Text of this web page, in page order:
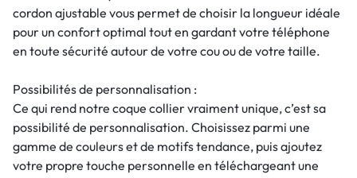
cordon ajustable vous permet de choisir la longueur idéale
pour un confort optimal tout en gardant votre téléphone
en toute sécurité autour de votre cou ou de votre taille.
Possibilités de personnalisation :
Ce qui rend notre coque collier vraiment unique, c’est sa
possibilité de personnalisation. Choisissez parmi une
gamme de couleurs et de motifs tendance, puis ajoutez
votre propre touche personnelle en téléchargeant une